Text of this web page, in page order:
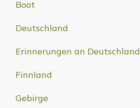
Boot
Deutschland
Erinnerungen an Deutschland
Finnland
Gebirge